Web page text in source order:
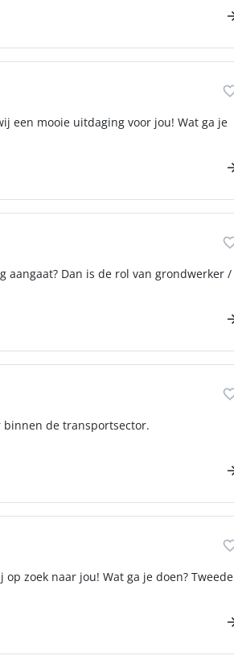
een mooie uitdaging voor jou! Wat ga je
Dan is de rol van grondwerker /
de transportsector.
zoek naar jou! Wat ga je doen? Tweede